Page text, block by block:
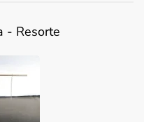
- Resorte